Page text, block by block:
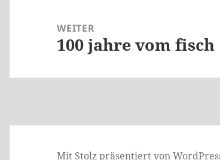
WEITER
Nächster
100 jahre vom fisch
Mit Stolz präsentiert von